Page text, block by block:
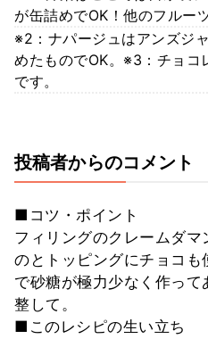
が缶詰めでOK！他のフルー
※2：ナパージュはアンズジ
めたものでOK。※3：チョコ
です。
投稿者からのコメント
■コツ・ポイント
フィリングのクレームダ
のとトッピングにチョコ
で砂糖が極力少なく作って
整して。
■このレシピの生い立ち